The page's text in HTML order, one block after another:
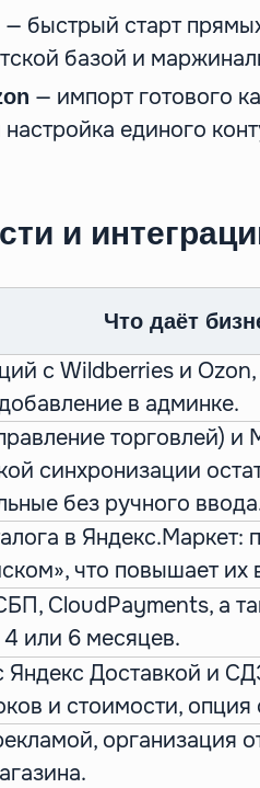
— быстрый старт
базой и
— импорт готового
единого
и
Что даёт
с Wildberries и Ozon,
в админке.
торговлей)
синхронизации
без ручного
в Яндекс.Маркет:
что повышает их
CloudPayments, а
4 или 6 месяцев.
Яндекс Доставкой и
и стоимости,
организация